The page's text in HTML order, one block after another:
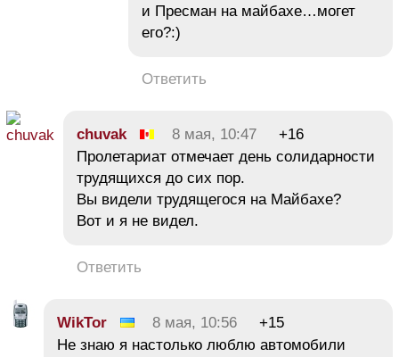
и Пресман на майбахе…могет
его?:)
Ответить
chuvak 8 мая, 10:47
+16
Пролетариат отмечает день солидарности
трудящихся до сих пор.
Вы видели трудящегося на Майбахе?
Вот и я не видел.
Ответить
WikTor 8 мая, 10:56
+15
Не знаю я настолько люблю автомобили